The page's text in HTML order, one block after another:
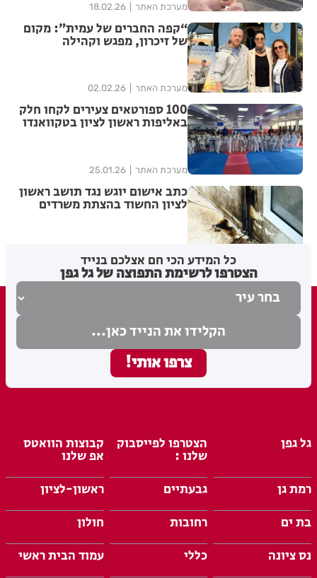
מערכת האתר 18.02.26
“קפה החברים של עמית”: מקום
של זיכרון, מפגש וקהילה
מערכת האתר 02.02.26
100 ספורטאים צעירים לקחו חלק
באליפות ראשון לציון בטקוואנדו
מערכת האתר 25.01.26
כתב אישום יוגש נגד תושב ראשון
לציון החשוד בהצתת משרדים
כל המידע הכי חם אצלכם בנייד
הצטרפו לרשימת התפוצה של גל גפן
גל גפן הצטרפו לפייסבוק
שלנו :
קבוצות הוואטס
אפ שלנו
רמת גן
גבעתיים
ראשון-לציון
בת ים
רחובות
חולון
נס ציונה
כללי עמוד הבית ראשי